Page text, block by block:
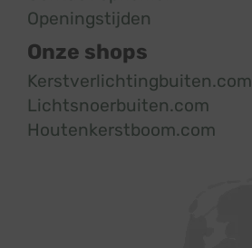
Openingstijden
Onze shops
Kerstverlichtingbuiten.com
Lichtsnoerbuiten.com
Houtenkerstboom.com